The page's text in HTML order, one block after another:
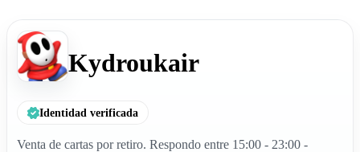
Kydroukair
Identidad verificada
Venta de cartas por retiro. Respondo entre 15:00 - 23:00 -